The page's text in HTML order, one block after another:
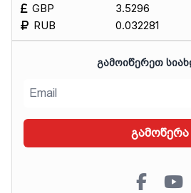
GBP
RUB
3.5296
0.032281
ᲒᲐᲛᲝᲘᲬᲔᲠᲔᲗ
გამოწერა